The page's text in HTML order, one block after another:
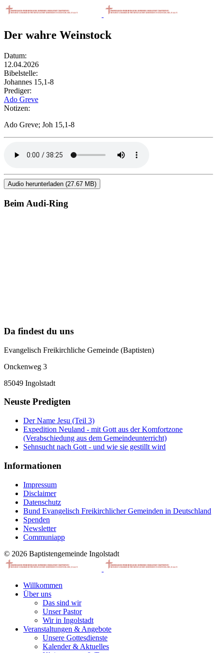
Der wahre Weinstock
Datum:
12.04.2026
Bibelstelle:
Johannes 15,1-8
Prediger:
Ado Greve
Notizen:
Ado Greve; Joh 15,1-8
Audio herunterladen (27.67 MB)
Beim Audi-Ring
Da findest du uns
Evangelisch Freikirchliche Gemeinde (Baptisten)
Onckenweg 3
85049 Ingolstadt
Neuste Predigten
Der Name Jesu (Teil 3)
Expedition Neuland - mit Gott aus der Komfortzone
(Verabschiedung aus dem Gemeindeunterricht)
Sehnsucht nach Gott - und wie sie gestillt wird
Informationen
Impressum
Disclaimer
Datenschutz
Bund Evangelisch Freikirchlicher Gemeinden in Deutschland
Spenden
Newsletter
Communiapp
© 2026 Baptistengemeinde Ingolstadt
Willkommen
Über uns
Das sind wir
Unser Pastor
Wir in Ingolstadt
Veranstaltungen & Angebote
Unsere Gottesdienste
Kalender & Aktuelles